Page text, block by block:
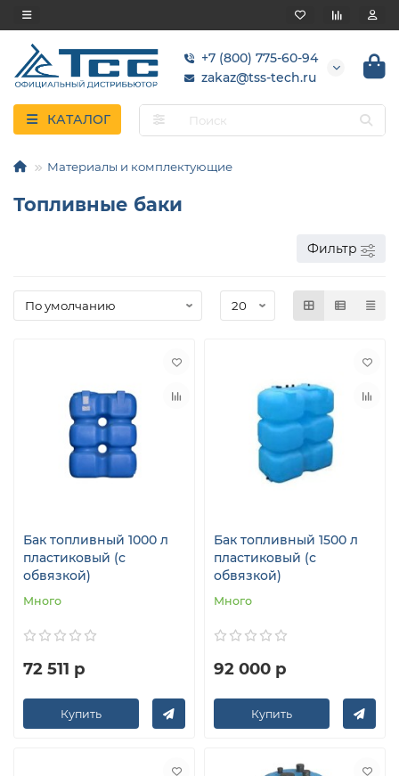
+7 (800) 775-60-94
zakaz@tss-tech.ru
КАТАЛОГ
Материалы и комплектующие
Топливные баки
Фильтр
Бак топливный 1000 л
пластиковый (с
обвязкой)
Много
72 511 р
Купить
Бак топливный 1500 л
пластиковый (с
обвязкой)
Много
92 000 р
Купить